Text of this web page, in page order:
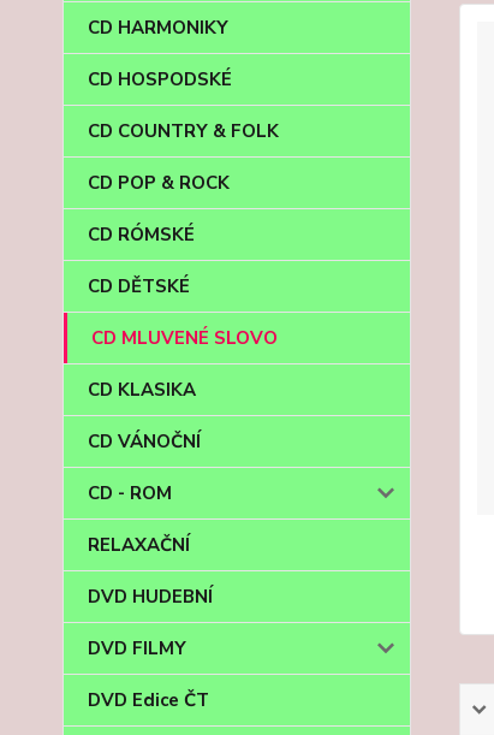
CD HARMONIKY
CD HOSPODSKÉ
CD COUNTRY & FOLK
CD POP & ROCK
CD RÓMSKÉ
CD DĚTSKÉ
CD MLUVENÉ SLOVO
CD KLASIKA
CD VÁNOČNÍ
CD - ROM
RELAXAČNÍ
DVD HUDEBNÍ
DVD FILMY
DVD Edice ČT